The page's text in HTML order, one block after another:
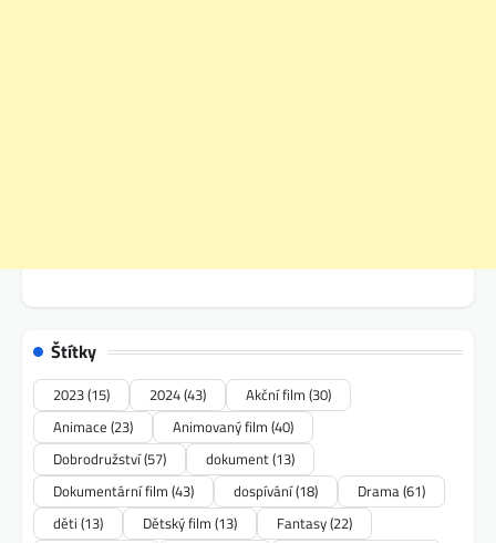
Štítky
2023(15) 2024(43) Akční film (30)
Animace (23) Animovaný film (40)
Dobrodružství(57) dokument(13)
Dokumentární film (43) dospívání(18) Drama(61)
děti (13) Dětský film (13) Fantasy(22)